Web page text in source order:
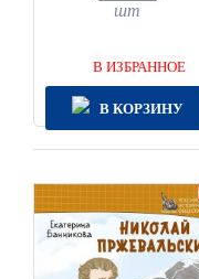
шт
В ИЗБРАННОЕ
В КОРЗИНУ